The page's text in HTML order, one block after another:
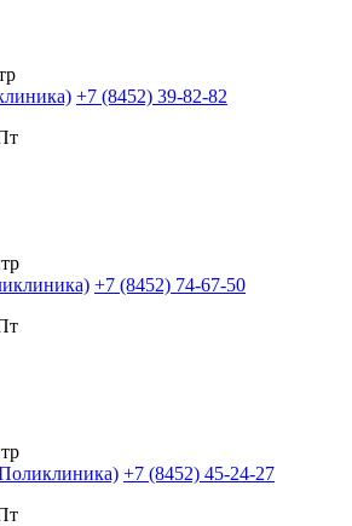
+7 (8452) 39-82-82
+7 (8452) 74-67-50
+7 (8452) 45-24-27